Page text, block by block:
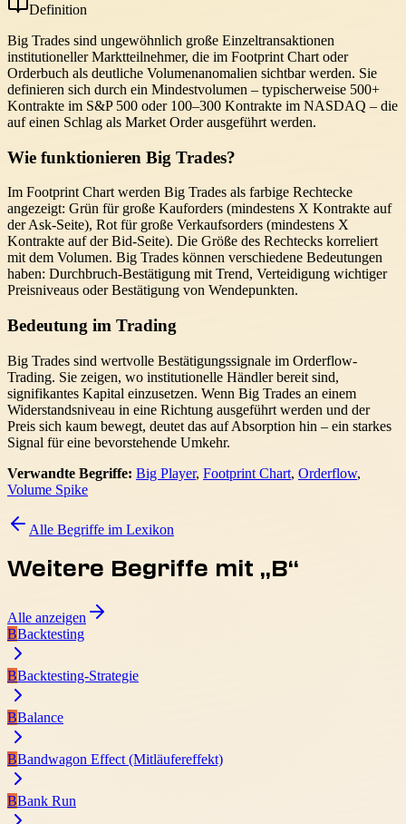
Definition
Big Trades sind ungewöhnlich große Einzeltransaktionen
institutioneller Marktteilnehmer, die im Footprint Chart oder
Orderbuch als deutliche Volumenanomalien sichtbar werden. Sie
definieren sich durch ein Mindestvolumen – typischerweise 500+
Kontrakte im S&P 500 oder 100–300 Kontrakte im NASDAQ – die
auf einen Schlag als Market Order ausgeführt werden.
Wie funktionieren Big Trades?
Im Footprint Chart werden Big Trades als farbige Rechtecke
angezeigt: Grün für große Kauforders (mindestens X Kontrakte auf
der Ask-Seite), Rot für große Verkaufsorders (mindestens X
Kontrakte auf der Bid-Seite). Die Größe des Rechtecks korreliert
mit dem Volumen. Big Trades können verschiedene Bedeutungen
haben: Durchbruch-Bestätigung mit Trend, Verteidigung wichtiger
Preisniveaus oder Bestätigung von Wendepunkten.
Bedeutung im Trading
Big Trades sind wertvolle Bestätigungssignale im Orderflow-
Trading. Sie zeigen, wo institutionelle Händler bereit sind,
signifikantes Kapital einzusetzen. Wenn Big Trades an einem
Widerstandsniveau in eine Richtung ausgeführt werden und der
Preis sich kaum bewegt, deutet das auf Absorption hin – ein starkes
Signal für eine bevorstehende Umkehr.
Verwandte Begriffe: Big Player, Footprint Chart, Orderflow,
Volume Spike
Alle Begriffe im Lexikon
Weitere Begriffe mit „ B“
Alle anzeigen
BBacktesting
BBacktesting-Strategie
BBalance
BBandwagon Effect (Mitläufereffekt)
BBank Run